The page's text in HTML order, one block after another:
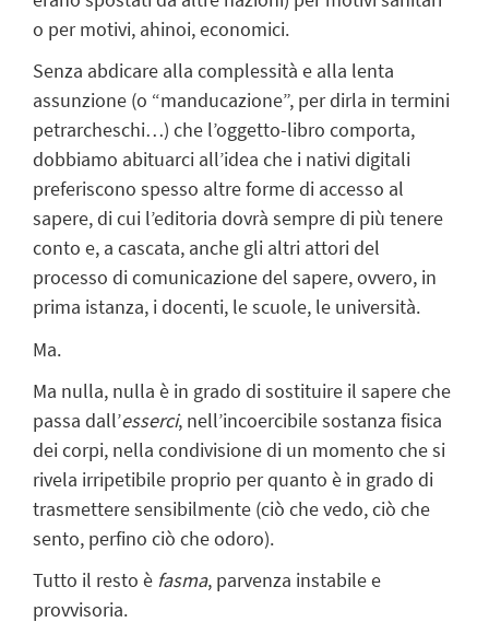
o per motivi, ahinoi, economici.
Senza abdicare alla complessità e alla lenta
assunzione (o “manducazione”, per dirla in termini
petrarcheschi…) che l’oggetto-libro comporta,
dobbiamo abituarci all’idea che i nativi digitali
preferiscono spesso altre forme di accesso al
sapere, di cui l’editoria dovrà sempre di più tenere
conto e, a cascata, anche gli altri attori del
processo di comunicazione del sapere, ovvero, in
prima istanza, i docenti, le scuole, le università.
Ma.
Ma nulla, nulla è in grado di sostituire il sapere che
passa dall’esserci, nell’incoercibile sostanza fisica
dei corpi, nella condivisione di un momento che si
rivela irripetibile proprio per quanto è in grado di
trasmettere sensibilmente (ciò che vedo, ciò che
sento, perfino ciò che odoro).
Tutto il resto è fasma, parvenza instabile e
provvisoria.